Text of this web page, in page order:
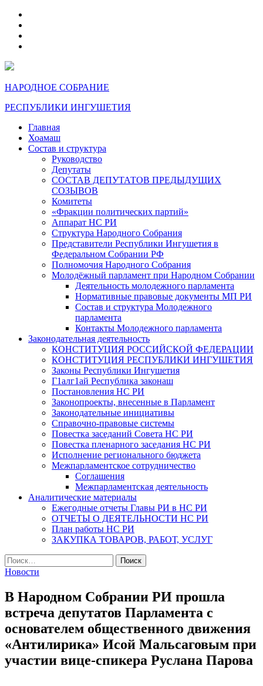
НАРОДНОЕ СОБРАНИЕ
РЕСПУБЛИКИ ИНГУШЕТИЯ
Главная
Хоамаш
Состав и структура
Руководство
Депутаты
СОСТАВ ДЕПУТАТОВ ПРЕДЫДУЩИХ
СОЗЫВОВ
Комитеты
«Фракции политических партий»
Аппарат НС РИ
Структура Народного Собрания
Представители Республики Ингушетия в
Федеральном Собрании РФ
Полномочия Народного Собрания
Молодёжный парламент при Народном Собрании
Деятельность молодежного парламента
Нормативные правовые документы МП РИ
Состав и структура Молодежного
парламента
Контакты Молодежного парламента
Законодательная деятельность
КОНСТИТУЦИЯ РОССИЙСКОЙ ФЕДЕРАЦИИ
КОНСТИТУЦИЯ РЕСПУБЛИКИ ИНГУШЕТИЯ
Законы Республики Ингушетия
Г1алг1ай Республика законаш
Постановления НС РИ
Законопроекты, внесенные в Парламент
Законодательные инициативы
Справочно-правовые системы
Повестка заседаний Совета НС РИ
Повестка пленарного заседания НС РИ
Исполнение регионального бюджета
Межпарламентское сотрудничество
Соглашения
Межпарламентская деятельность
Аналитические материалы
Ежегодные отчеты Главы РИ в НС РИ
ОТЧЕТЫ О ДЕЯТЕЛЬНОСТИ НС РИ
План работы НС РИ
ЗАКУПКА ТОВАРОВ, РАБОТ, УСЛУГ
Найти:
Новости
В Народном Собрании РИ прошла
встреча депутатов Парламента с
основателем общественного движения
«Антилирика» Исой Мальсаговым при
участии вице-спикера Руслана Парова